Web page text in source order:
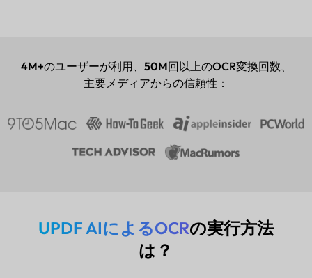
4M+のユーザーが利用、 50M回以上のOCR変換回数、
主要メディアからの信頼性：
UPDF AIによるOCRの実行方法
は？